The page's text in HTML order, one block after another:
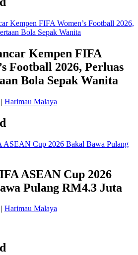
Kempen FIFA
Football 2026, Perluas
Bola Sepak Wanita
| Harimau Malaya
ASEAN Cup 2026
Pulang RM4.3 Juta
| Harimau Malaya